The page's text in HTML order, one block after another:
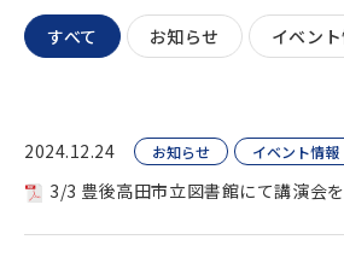
すべて お知らせ イベン
2024.12.24 お知らせ イベント情報
3/3 豊後高田市立図書館にて講演会